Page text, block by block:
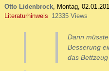
Otto Lidenbrock, Montag,
Literaturhinweis 12335 Views
Dann
Besserung
das Bettzeug